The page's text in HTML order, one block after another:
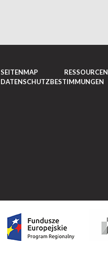
SEITENMAP RESSOURCEN
DATENSCHUTZBESTIMMUNGEN